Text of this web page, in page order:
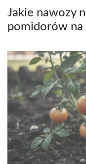
Jakie nawozy
pomidorów na